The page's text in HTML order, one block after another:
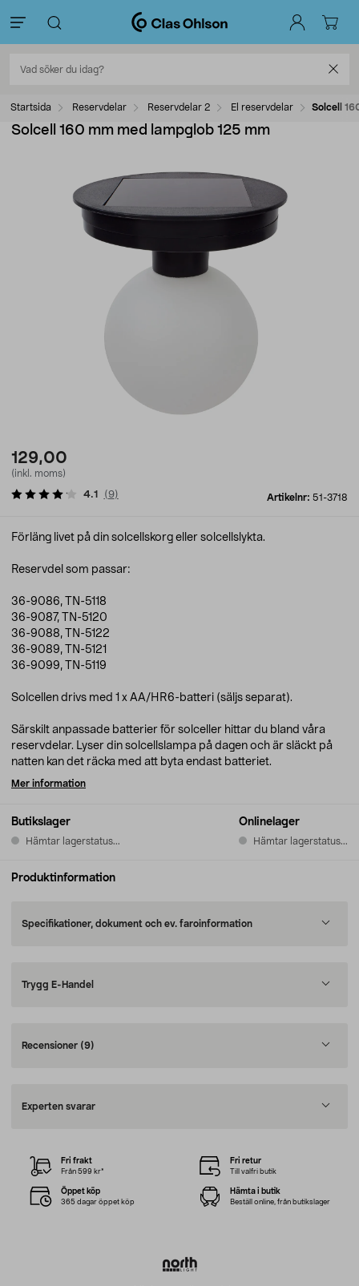
Startsida Reservdelar Reservdelar 2 El reservdelar Solcell
Solcell 160 mm med lampglob 125 mm
129,00
(inkl. moms)
Artikelnr: 51-3718
4.1 (9)
Butikslager
Hämtar lagerstatus...
Onlinelager
Hämtar lagerstatus...
Förläng livet på din solcellskorg eller solcellslykta.
Reservdel som passar:
36-9086, TN-5118
36-9087, TN-5120
36-9088, TN-5122
36-9089, TN-5121
36-9099, TN-5119
Solcellen drivs med 1 x AA/HR6-batteri (säljs separat).
Särskilt anpassade batterier för solceller hittar du bland våra
reservdelar. Lyser din solcellslampa på dagen och är släckt på
natten kan det räcka med att byta endast batteriet.
Mer information
Produktinformation
Specifikationer, dokument och ev. faroinformation
Trygg E-Handel
Recensioner (9)
Experten svarar
Fri frakt
Från 599 kr*
Fri retur
Till valfri butik
Öppet köp
365 dagar öppet köp
Hämta i butik
Beställ online, från butikslager